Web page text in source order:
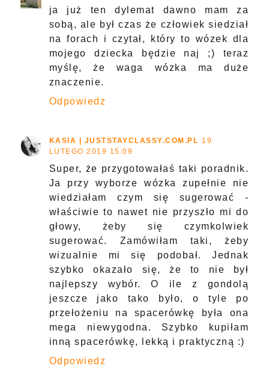
ja już ten dylemat dawno mam za
sobą, ale był czas że człowiek siedział
na forach i czytał, który to wózek dla
mojego dziecka będzie naj ;) teraz
myślę, że waga wózka ma duże
znaczenie.
Odpowiedz
KASIA | JUSTSTAYCLASSY.COM.PL 19
LUTEGO 2019 15:09
Super, że przygotowałaś taki poradnik.
Ja przy wyborze wózka zupełnie nie
wiedziałam czym się sugerować -
właściwie to nawet nie przyszło mi do
głowy, żeby się czymkolwiek
sugerować. Zamówiłam taki, żeby
wizualnie mi się podobał. Jednak
szybko okazało się, że to nie był
najlepszy wybór. O ile z gondolą
jeszcze jako tako było, o tyle po
przełożeniu na spacerówkę była ona
mega niewygodna. Szybko kupiłam
inną spacerówkę, lekką i praktyczną :)
Odpowiedz